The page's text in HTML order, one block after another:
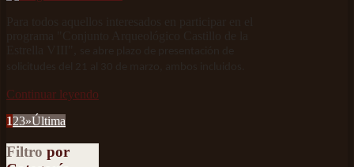
Continuar leyendo
123»Última
Filtro por